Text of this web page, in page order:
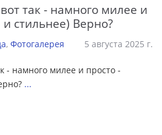
так - намного милее и
стильнее) Верно?
, Фотогалерея 5 августа 2025 г.
- намного милее и просто -
...